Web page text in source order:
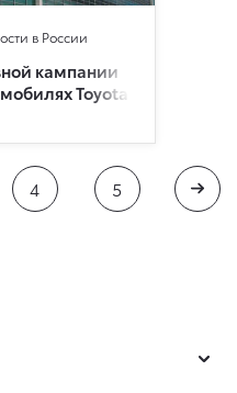
в России
кампании
Toyota
4 5